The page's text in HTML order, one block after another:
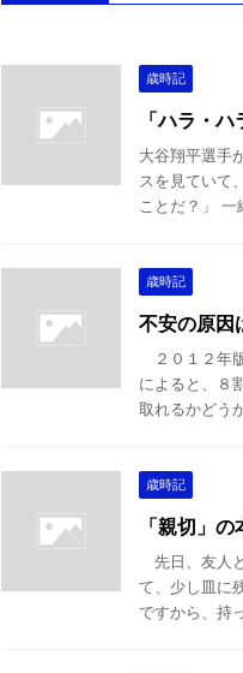
歳時記
「ハラ・
大谷翔平選手
スを見ていて
ことだ？」 一
歳時記
不安の原因
２０１２年
によると、８
取れるかどう
歳時記
「親切」
先日、友人
て、少し皿に
ですから、